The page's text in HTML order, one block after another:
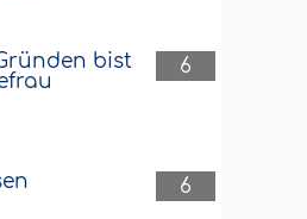
6
bist
6